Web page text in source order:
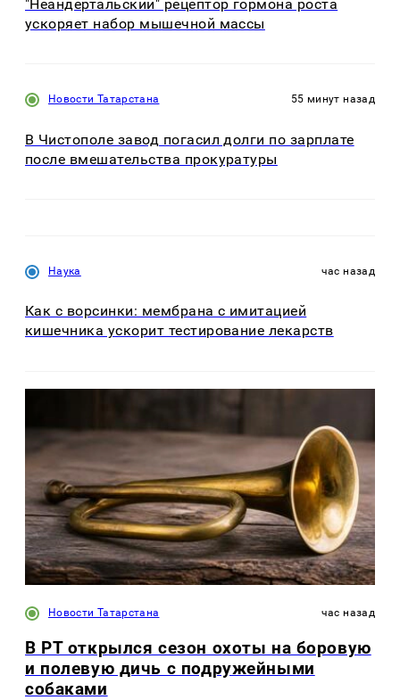
"Неандертальский" рецептор гормона роста
ускоряет набор мышечной массы
Новости Татарстана 55 минут назад
В Чистополе завод погасил долги по зарплате
после вмешательства прокуратуры
Наука час назад
Как с ворсинки: мембрана с имитацией
кишечника ускорит тестирование лекарств
Новости Татарстана час назад
В РТ открылся сезон охоты на боровую
и полевую дичь с подружейными
собаками